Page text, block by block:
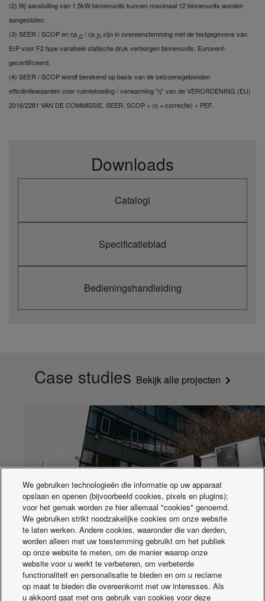
(3)
Koelmiddel (R410A) /
CO2 Eq.
/ T
Verwarmingscapaciteit
kW 16,0
(2) Bij aansluiting van 1,5kW binnenunits kunnen maximaal 12 binnenunits worden
aangesloten.
(3) SEER / SCOP en ηs,c/ ηs,h zijn in overeenstemming met de testgegevens van
ErP voor F2 type variabele statische druk verborgen binnenunits. Eurovent-
gecertificeerd.
(4) SEER / SCOP wordt berekend op basis van de seizoensgebonden
efficiëntiewaarden voor ruimtekoeling / verwarming "η" van de VERORDENING (EU)
2016/2281 VAN DE COMMISSIE. SEER, SCOP = (η + correctie) × PEF.
Downloads
Catalogi
Specificatieblad
Bedieningshandleiding
Case studies Bekijk alle projecten
Aquarea cascade voor Porsche gebouw
We gebruiken technologieën die informatie op uw apparaat
opslaan en openen (bijvoorbeeld cookies, pixels en plugins);
voor het gemak worden ze hier allemaal "cookies" genoemd.
We gebruiken strikt noodzakelijke cookies om onze website
te laten werken. Andere cookies, waaronder die van derden,
worden alleen met uw toestemming gebruikt om het publiek
op onze website te meten, om de manier waarop onze
website voor u werkt te verbeteren, om verbeterde
functionaliteit en personalisatie te bieden en om u reclame
op maat te bieden die overeenkomt met uw interesses. Als
u akkoord gaat met ons gebruik van cookies voor deze